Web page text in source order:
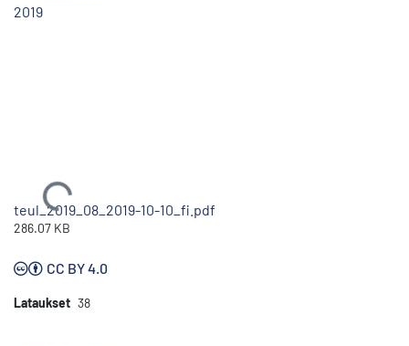
2019
Ladataan...
teul_2019_08_2019-10-10_fi.pdf
286.07 KB
CC BY 4.0
Lataukset 38